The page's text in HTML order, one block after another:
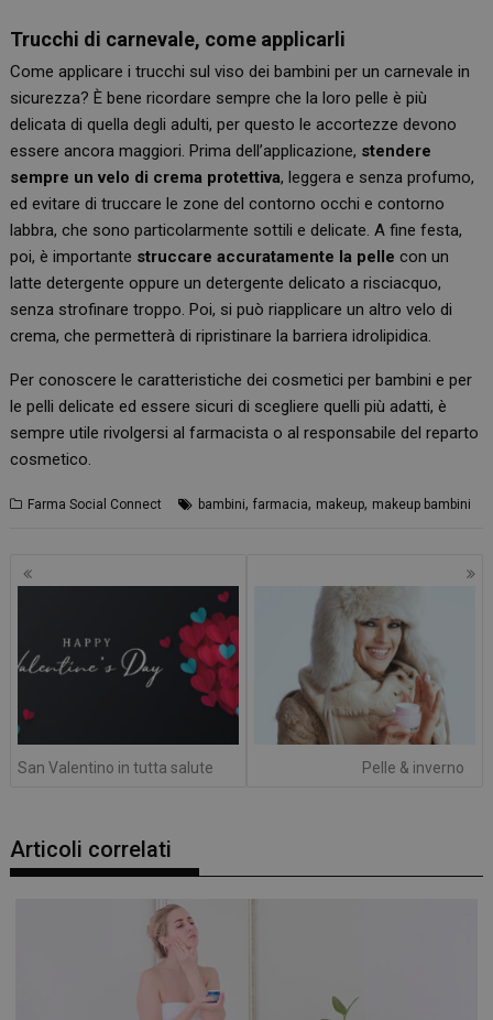
Trucchi di carnevale, come applicarli
Come applicare i trucchi sul viso dei bambini per un carnevale in
sicurezza? È bene ricordare sempre che la loro pelle è più
delicata di quella degli adulti, per questo le accortezze devono
essere ancora maggiori. Prima dell’applicazione, stendere
sempre un velo di crema protettiva, leggera e senza profumo,
ed evitare di truccare le zone del contorno occhi e contorno
labbra, che sono particolarmente sottili e delicate. A fine festa,
poi, è importante struccare accuratamente la pelle con un
latte detergente oppure un detergente delicato a risciacquo,
senza strofinare troppo. Poi, si può riapplicare un altro velo di
crema, che permetterà di ripristinare la barriera idrolipidica.
Per conoscere le caratteristiche dei cosmetici per bambini e per
le pelli delicate ed essere sicuri di scegliere quelli più adatti, è
sempre utile rivolgersi al farmacista o al responsabile del reparto
cosmetico.
Farma Social Connect bambini,farmacia, makeup, makeup bambini
Navigazione
articoli
San Valentino in tutta salute Pelle & inverno
Articoli correlati